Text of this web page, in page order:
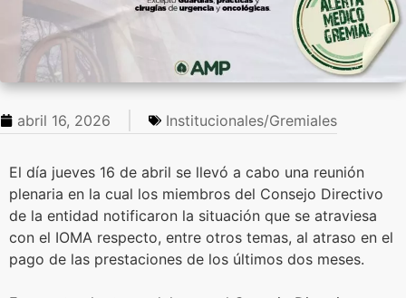
abril 16, 2026 Institucionales/Gremiales
El día jueves 16 de abril se llevó a cabo una reunión
plenaria en la cual los miembros del Consejo Directivo
de la entidad notificaron la situación que se atraviesa
con el IOMA respecto, entre otros temas, al atraso en el
pago de las prestaciones de los últimos dos meses.